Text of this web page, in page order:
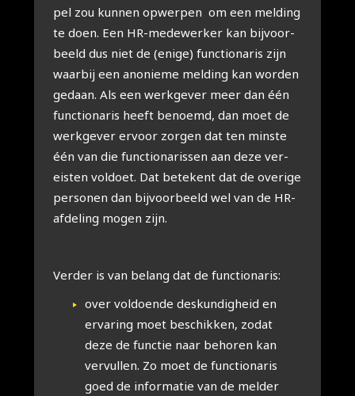
pel zou kun­nen opwer­pen om een mel­ding
te doen. Een HR-mede­wer­ker kan bij­voor­
beeld dus niet de (eni­ge) func­ti­o­na­ris zijn
waar­bij een ano­nie­me mel­ding kan wor­den
gedaan. Als een werk­ge­ver meer dan één
func­ti­o­na­ris heeft benoemd, dan moet de
werk­ge­ver ervoor zor­gen dat ten min­ste
één van die func­ti­o­na­ris­sen aan deze ver­
eis­ten vol­doet. Dat bete­kent dat de ove­ri­ge
per­so­nen dan bij­voor­beeld wel van de HR-
afde­ling mogen zijn.
Ver­der is van belang dat de func­ti­o­na­ris:
over vol­doen­de des­kun­dig­heid en
erva­ring moet beschik­ken, zodat
deze de func­tie naar beho­ren kan
ver­vul­len. Zo moet de func­ti­o­na­ris
goed de infor­ma­tie van de mel­der